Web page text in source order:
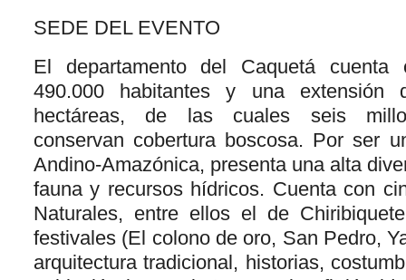
SEDE DEL EVENTO
El departamento del Caquetá
490.000 habitantes y una extensión
hectáreas, de las cuales seis
conservan cobertura boscosa. Por ser
Andino-Amazónica, presenta una alta
fauna y recursos hídricos. Cuenta con
Naturales, entre ellos el de
festivales (El colono de oro, San Pedro,
arquitectura tradicional, historias,